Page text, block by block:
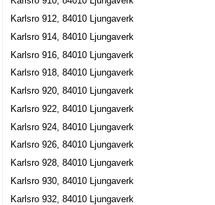
Karlsro 912, 84010 Ljungaverk
Karlsro 914, 84010 Ljungaverk
Karlsro 916, 84010 Ljungaverk
Karlsro 918, 84010 Ljungaverk
Karlsro 920, 84010 Ljungaverk
Karlsro 922, 84010 Ljungaverk
Karlsro 924, 84010 Ljungaverk
Karlsro 926, 84010 Ljungaverk
Karlsro 928, 84010 Ljungaverk
Karlsro 930, 84010 Ljungaverk
Karlsro 932, 84010 Ljungaverk